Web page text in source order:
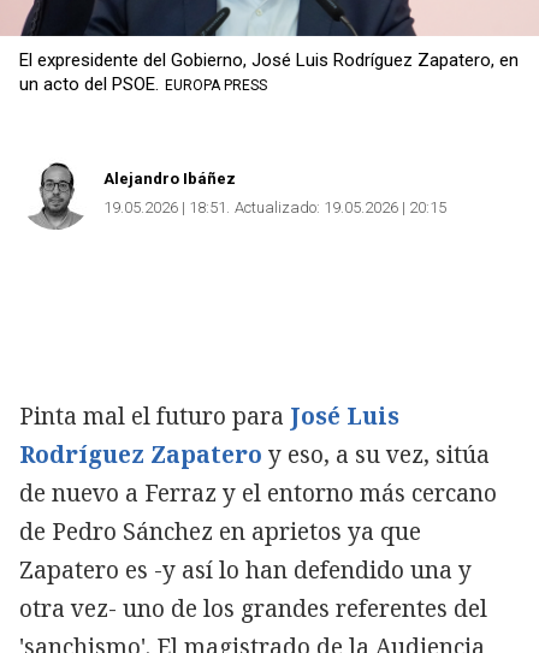
El expresidente del Gobierno, José Luis Rodríguez Zapatero, en
un acto del PSOE. EUROPA PRESS
Alejandro Ibáñez
19.05.2026 | 18:51 Actualizado: 19.05.2026 | 20:15
Pinta mal el futuro para José Luis
Rodríguez Zapatero y eso, a su vez, sitúa
de nuevo a Ferraz y el entorno más cercano
de Pedro Sánchez en aprietos ya que
Zapatero es -y así lo han defendido una y
otra vez- uno de los grandes referentes del
'sanchismo'. El magistrado de la Audiencia